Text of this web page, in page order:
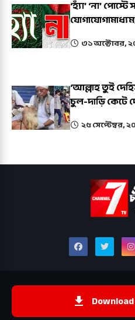
‘হ্যাঁ’ ‘না’
৩১ অক্টোবর,
‘আল্লাহ তুই
চুল-দাড়ি কেটে
২৫ সেপ্টেম্বর,